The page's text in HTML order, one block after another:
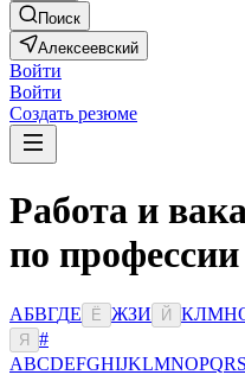
Поиск
Алексеевский
Войти
Войти
Создать резюме
Работа и
по
АБВГДЕ Ё ЖЗИ Й КЛМН
Я
#
ABCDEFGHIJKLMNOPQRS